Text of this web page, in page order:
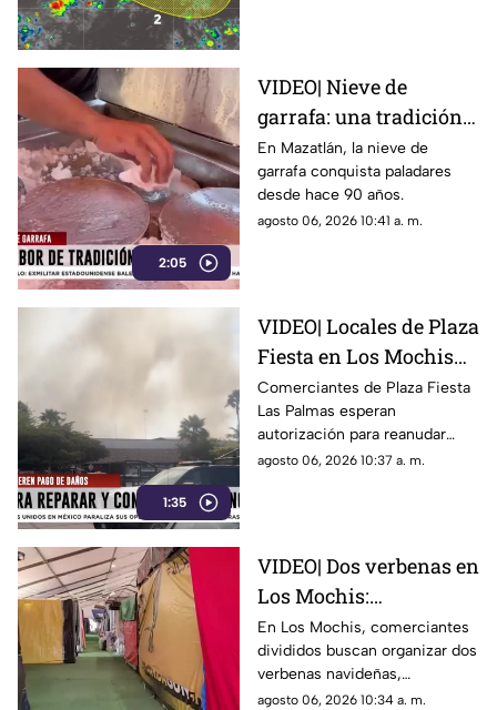
2:05
VIDEO| Nieve de
garrafa: una tradición
en Mazatlán desde
hace 90 años
En Mazatlán, la nieve de
garrafa conquista paladares
desde hace 90 años.
agosto 06, 2026 10:41 a. m.
1:35
VIDEO| Locales de Plaza
Fiesta en Los Mochis
esperan autorización
para reabrir tras
incendio
Comerciantes de Plaza Fiesta
Las Palmas esperan
autorización para reanudar
actividades tras incendio en
agosto 06, 2026 10:37 a. m.
VIDEO| Dos verbenas en
Los Mochis:
comerciantes buscan
su propio espacio
En Los Mochis, comerciantes
divididos buscan organizar dos
verbenas navideñas,
generando una oferta para más
agosto 06, 2026 10:34 a. m.